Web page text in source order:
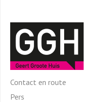
Contact en route
Pers